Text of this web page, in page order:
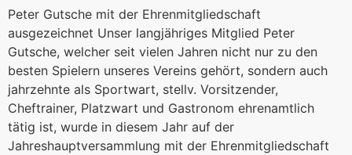
Peter Gutsche mit der Ehrenmitgliedschaft
ausgezeichnet Unser langjähriges Mitglied Peter
Gutsche, welcher seit vielen Jahren nicht nur zu den
besten Spielern unseres Vereins gehört, sondern auch
jahrzehnte als Sportwart, stellv. Vorsitzender,
Cheftrainer, Platzwart und Gastronom ehrenamtlich
tätig ist, wurde in diesem Jahr auf der
Jahreshauptversammlung mit der Ehrenmitgliedschaft